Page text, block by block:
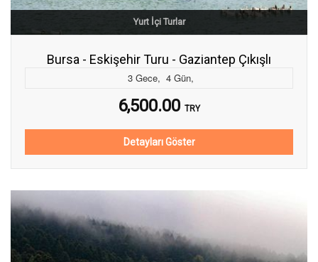
Yurt İçi Turlar
Bursa - Eskişehir Turu - Gaziantep Çıkışlı
3 Gece, 4 Gün,
6,500.00 TRY
Detayları Göster